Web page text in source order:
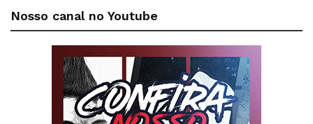
Nosso canal no Youtube